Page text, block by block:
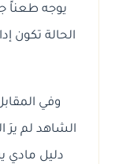
يوجه طعناً
الحالة تكون
وفي
الشاهد لم يرَ
دليل مادي